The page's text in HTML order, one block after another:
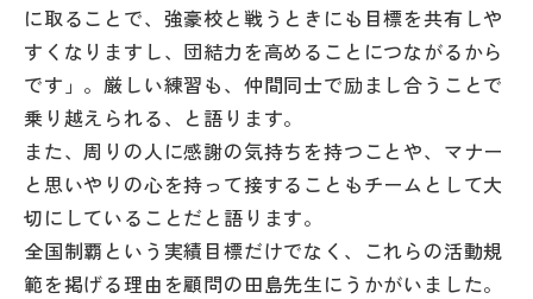
お問い合わせ
個人情報保護方針
サイトマップ
運営会社
に取ることで、強豪校と戦うときにも目標を共有しや
すくなりますし、団結力を高めることにつながるから
です」。厳しい練習も、仲間同士で励まし合うことで
乗り越えられる、と語ります。
また、周りの人に感謝の気持ちを持つことや、マナー
と思いやりの心を持って接することもチームとして大
切にしていることだと語ります。
全国制覇という実績目標だけでなく、これらの活動規
範を掲げる理由を顧問の田島先生にうかがいました。